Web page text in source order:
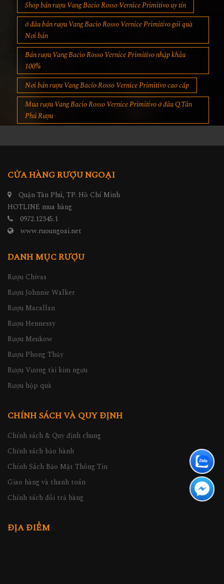
Shop bán rượu Vang Bacio Rosso Vernice Primitivo uy tín
ở đâu bán rượu Vang Bacio Rosso Vernice Primitivo gói quà
Nơi bán
Bán rượu Vang Bacio Rosso Vernice Primitivo nhập khẩu
100%
Nơi bán rượu Vang Bacio Rosso Vernice Primitivo cao cấp
Mua rượu Vang Bacio Rosso Vernice Primitivo ở đâu Q.Tân
Phú Rượu
CỬA HÀNG RƯỢU NGOẠI
Quận Tân Phú, TP. Hồ Chí Minh
HOTLINE mua hàng
0972.12345.1
www.ruoungoai.net
DANH MỤC RƯỢU
Rượu Chivas
Rượu Johnnie Walker
Rượu Macallan
Rượu Hennessy
Rượu Meukow
Rượu Phong Thủy
Rượu Vương tài kim ngưu
Rượu hộp quà
CHÍNH SÁCH VÀ QUY ĐỊNH
Chính sách & Quy định chung
Chính sách bảo hành
Chính Sách Bảo Mật Thông Tin
Giao hàng và thanh toán
Chính sách đổi trả hàng
ĐỊA ĐIỂM